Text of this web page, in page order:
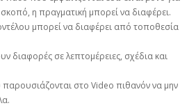
η πραγματική μπορεί να διαφέρει.
μπορεί να διαφέρει από τοποθεσία
διαφορές σε λεπτομέρειες, σχέδια και
στο Video πιθανόν να μην